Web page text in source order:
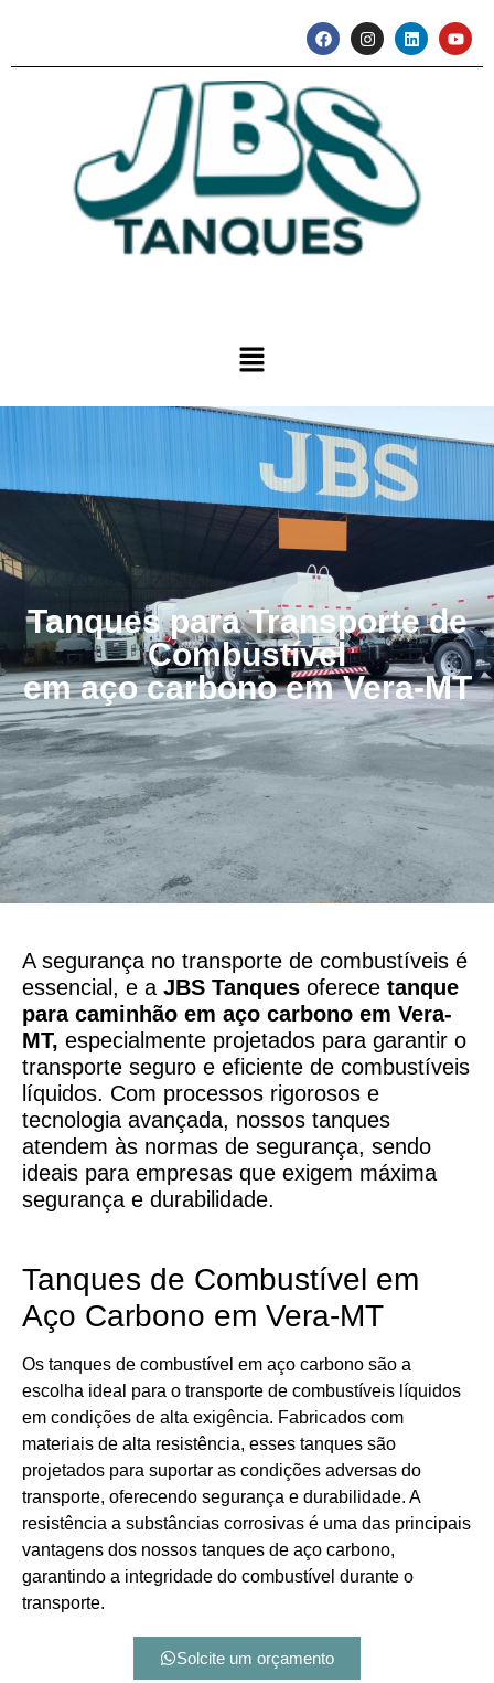
Tanques para Transporte de
Combustível
em aço carbono em Vera-MT
A segurança no transporte de combustíveis é
essencial, e a JBS Tanques oferece tanque
para caminhão em aço carbono em Vera-
MT, especialmente projetados para garantir o
transporte seguro e eficiente de combustíveis
líquidos. Com processos rigorosos e
tecnologia avançada, nossos tanques
atendem às normas de segurança, sendo
ideais para empresas que exigem máxima
segurança e durabilidade.
Tanques de Combustível em
Aço Carbono em Vera-MT
Os tanques de combustível em aço carbono são a
escolha ideal para o transporte de combustíveis líquidos
em condições de alta exigência. Fabricados com
materiais de alta resistência, esses tanques são
projetados para suportar as condições adversas do
transporte, oferecendo segurança e durabilidade. A
resistência a substâncias corrosivas é uma das principais
vantagens dos nossos tanques de aço carbono,
garantindo a integridade do combustível durante o
transporte.
Solcite um orçamento